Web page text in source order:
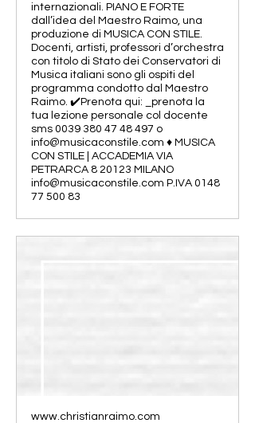
internazionali. PIANO E FORTE
dall’idea del Maestro Raimo, una
produzione di MUSICA CON STILE.
Docenti, artisti, professori d’orchestra
con titolo di Stato dei Conservatori di
Musica italiani sono gli ospiti del
programma condotto dal Maestro
Raimo. ✔️Prenota qui: _prenota la
tua lezione personale col docente
sms 0039 380 47 48 497 o
info@musicaconstile.com ♦️ MUSICA
CON STILE | ACCADEMIA VIA
PETRARCA 8 20123 MILANO
info@musicaconstile.com P.IVA 0148
77 500 83
www.christianraimo.com